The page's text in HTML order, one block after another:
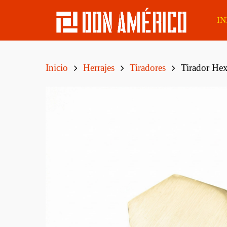
Curupaú Boliviano
Tatajuba
Inicio Herrajes Tiradores Tirador